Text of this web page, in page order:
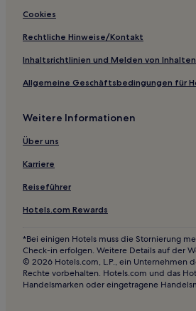
Cookies
Rechtliche Hinweise/Kontakt
Inhaltsrichtlinien und Melden von Inhalten
Allgemeine Geschäftsbedingungen für
Weitere Informationen
Über uns
Karriere
Reiseführer
Hotels.com Rewards
*Bei einigen Hotels muss die Stornierung
Check-in erfolgen. Weitere Details auf der
© 2026 Hotels.com, L.P., ein Unternehmen
Rechte vorbehalten. Hotels.com und das
Handelsmarken oder eingetragene